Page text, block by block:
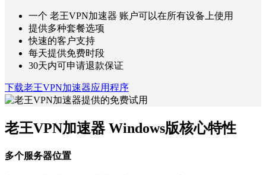
一个 老王VPN加速器 账户可以在所有设备上使用
提供多种套餐选项
快速的客户支持
每天提供免费时段
30天内可申请退款保证
下载老王VPN加速器应用程序
老王VPN加速器 Windows版核心特性
多个服务器位置